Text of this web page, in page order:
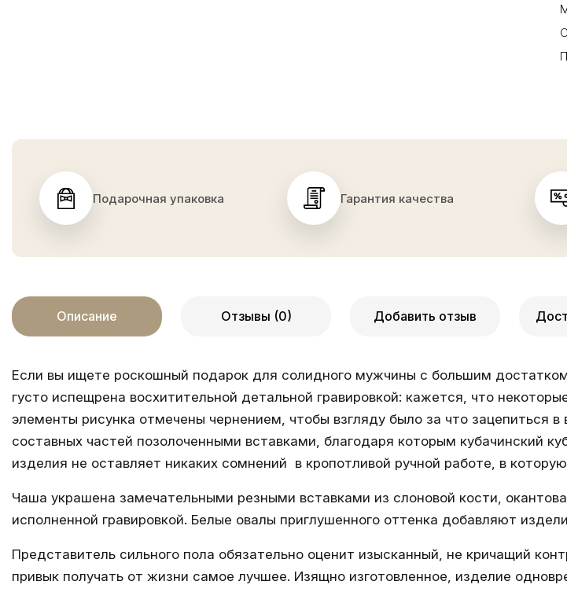
Подарочная упаковка Гарантия качества
Описание Отзывы (0) Добавить отзыв
Если вы ищете роскошный подарок для солидного мужчины с большим
густо испещрена восхитительной детальной гравировкой: кажется, что
элементы рисунка отмечены чернением, чтобы взгляду было за что зацепиться
составных частей позолоченными вставками, благодаря которым кубачинский
изделия не оставляет никаких сомнений в кропотливой ручной работе, в
Чаша украшена замечательными резными вставками из слоновой кости,
исполненной гравировкой. Белые овалы приглушенного оттенка добавляют
Представитель сильного пола обязательно оценит изысканный, не кричащий
привык получать от жизни самое лучшее. Изящно изготовленное, изделие